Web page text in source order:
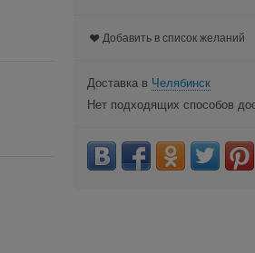
Добавить в список желаний
Доставка в Челябинск
Нет подходящих способов